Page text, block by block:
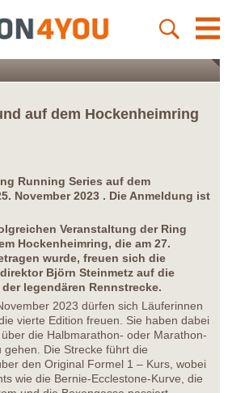
auf dem Hockenheimring
Running Series auf dem
November 2023 . Die Anmeldung ist
Veranstaltung der Ring
Hockenheimring, die am 27.
wurde, freuen sich die
Björn Steinmetz auf die
legendären Rennstrecke.
2023 dürfen sich Läuferinnen
vierte Edition freuen. Sie haben dabei
die Halbmarathon- oder Marathon-
gehen. Die Strecke führt die
den Original Formel 1 – Kurs, wobei
wie die Bernie-Ecclestone-Kurve, die